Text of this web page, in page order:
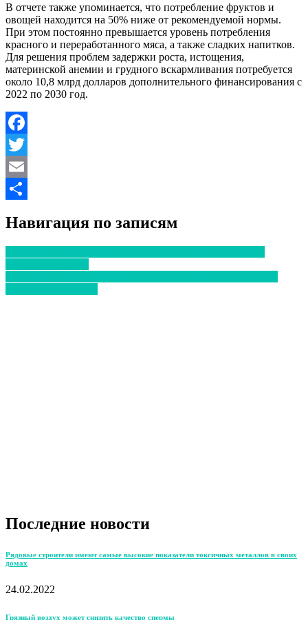
В отчете также упоминается, что потребление фруктов и
овощей находится на 50% ниже от рекомендуемой нормы.
При этом постоянно превышается уровень потребления
красного и переработанного мяса, а также сладких напитков.
Для решения проблем задержки роста, истощения,
материнской анемии и грудного вскармливания потребуется
около 10,8 млрд долларов дополнительного финансирования с
2022 по 2030 год.
Facebook
Twitter
Email
Навигация по записям
Последние новости
Рядовые строители имеют самые высокие показатели токсичных металлов в своих
домах
24.02.2022
Грязный воздух может снизить качество спермы